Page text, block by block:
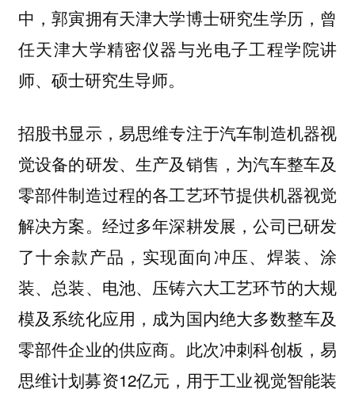
中，郭寅拥有天津大学博士研究生学历，曾
任天津大学精密仪器与光电子工程学院讲
师、硕士研究生导师。
招股书显示，易思维专注于汽车制造机器视
觉设备的研发、生产及销售，为汽车整车及
零部件制造过程的各工艺环节提供机器视觉
解决方案。经过多年深耕发展，公司已研发
了十余款产品，实现面向冲压、焊装、涂
装、总装、电池、压铸六大工艺环节的大规
模及系统化应用，成为国内绝大多数整车及
零部件企业的供应商。此次冲刺科创板，易
思维计划募资12亿元，用于工业视觉智能装